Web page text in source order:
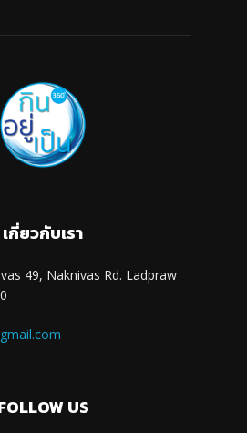
เกี่ยวกับเรา
49, Naknivas Rd. Ladpraw
US